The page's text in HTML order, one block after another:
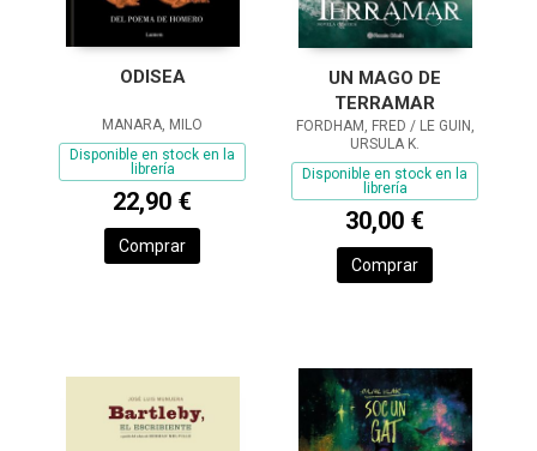
ODISEA
MANARA, MILO
Disponible en stock en la
librería
22,90 €
Comprar
UN MAGO DE
TERRAMAR
FORDHAM, FRED / LE GUIN,
URSULA K.
Disponible en stock en la
librería
30,00 €
Comprar